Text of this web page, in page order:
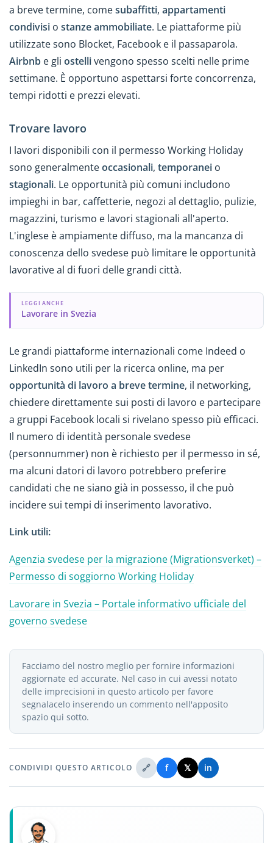
a breve termine, comesubaffitti, appartamenti
condivisi o stanze ammobiliate. Le piattaforme più
utilizzate sono Blocket, Facebook e il passaparola.
Airbnb e gli ostellivengono spesso scelti nelle prime
settimane. È opportuno aspettarsi forte concorrenza,
tempi ridotti e prezzi elevati.
Trovare lavoro
I lavori disponibili con il permesso Working Holiday
sono generalmenteoccasionali, temporanei o
stagionali. Le opportunità più comuni includono
impieghi in bar, caffetterie, negozi al dettaglio, pulizie,
magazzini, turismo e lavori stagionali all'aperto.
L'inglese è ampiamente diffuso, ma la mancanza di
conoscenza dello svedese può limitare le opportunità
lavorative al di fuori delle grandi città.
LEGGI ANCHE
Lavorare in Svezia
Le grandi piattaforme internazionali come Indeed o
LinkedIn sono utili per la ricerca online, ma per
opportunità di lavoro a breve termine, il networking,
chiedere direttamente sui posti di lavoro e partecipare
a gruppi Facebook locali si rivelano spesso più efficaci.
Il numero di identità personale svedese
(personnummer) non è richiesto per il permesso in sé,
ma alcuni datori di lavoro potrebbero preferire
candidati che ne siano già in possesso, il che può
incidere sui tempi di inserimento lavorativo.
Link utili:
Agenzia svedese per la migrazione (Migrationsverket) –
Permesso di soggiorno Working Holiday
Lavorare in Svezia – Portale informativo ufficiale del
governo svedese
Facciamo del nostro meglio per fornire informazioni
aggiornate ed accurate. Nel caso in cui avessi notato
delle imprecisioni in questo articolo per favore
segnalacelo inserendo un commento nell'apposito
spazio qui sotto.
CONDIVIDI QUESTO ARTICOLO 🔗 f 𝕏 in